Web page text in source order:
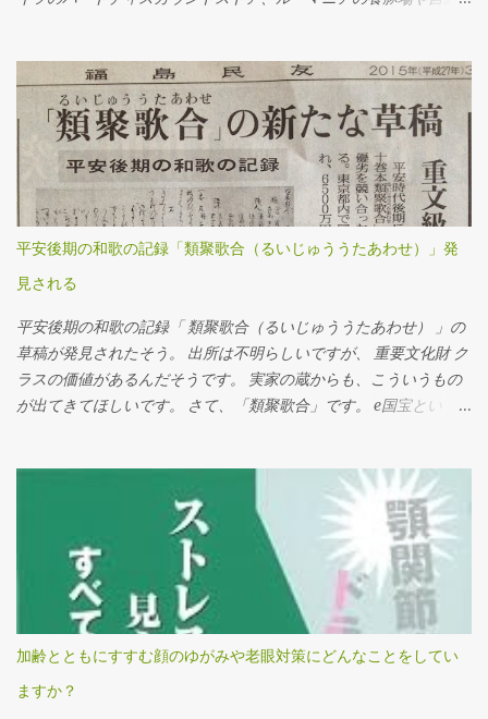
いる、というもの。低所得者を救うディスカウントが、労働賃金
や労働条件をディスカウントしているのだというのです。 いずれ
の事例も、１０年位前の日本をほうふつとさせました。 派遣契約
のパイロットやキャビンアテンダントの話は、高額な社会保障費
の会社負担軽減へとつながります。 ドイツのハードディスカウン
トストアの事例は、さらに日本的です。 従業員をマニュアルで縛
り、従業員同士を高度に組織化しています。しかし、その内容
は、日本のコンビニやスーパーのものと、大きな乖離があるわけ
ではありません。 ルーマニアの養豚場は、米国資本ですので、デ
ってきたが、環境汚染になっている、というもので、ディスカウ
ントのテーマからすると、すこしずれているかな、と感じます。
フランスをはじめとするヨーロッパ各国は、長い不況に苦しんで
います。 その中で活況を呈するディスカウンター達を取りあげ、
った社会主義的な視点で番組を構成しています。 日本では当たり
前のことが、ヨーロッパ、とくにフランスでは大問題にされてい
る理由のひとつに、歴史に裏打ちされた国民性があると思いま
す。 これは、レストランの予約システムをインターナショナルに
展開している オープンテーブル の日本社長で、本社マネジメント
にも入っている手嶋 雅夫さんにお話を聞いたときのことです。 オ
ープンテーブルのような、効率を求めるサービスは、ユダヤ的な
ものなので、フランスのレストランにはなじまない、のだそうで
るほどな、とその時は思ったものです。 ディスカウンターの目指
平安後期の和歌の記録「類聚歌合（るいじゅううたあわせ）」発
見される
平安後期の和歌の記録「 類聚歌合（るいじゅううたあわせ） 」の
草稿が発見されたそう。 出所は不明らしいですが、 重要文化財 ク
ラスの価値があるんだそうです。 実家の蔵からも、こういうもの
が出てきてほしいです。 さて、「類聚歌合」です。 e国宝とい
重要文化財の高精細画像を、多言語（日本語、英語、フランス
語、中国語、韓国語）による解説とともに観られる、というサイ
トがあります。 http://www.emuseum.jp/ これによると、 「類聚
歌合」は平安時代の歌合集で「二十巻本歌合」とも呼ばれる。 藤
原頼道が歌合文献の集成を企画し、46度の歌合を収めた「十巻本
歌合」が編纂されたが、これは完成をみなかった。 これにならい
さらに規模の大きい集成が企図されたものが、この「二十巻本歌
合」である。その成立は、元永・大治(1118～31年)頃と推測されて
いるが、30年余をかけ断続的に編纂がおこなわれ、最終的には藤
加齢とともにすすむ顔のゆがみや老眼対策にどんなことをしてい
ますか？